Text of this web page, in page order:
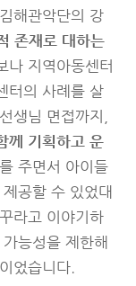
해관악단의 강
존재로 대하는
나 지역아동센터
터의 사례를 살
생님 면접까지,
께 기획하고 운
주면서 아이들
공할 수 있었대
라고 이야기하
능성을 제한해
었습니다.